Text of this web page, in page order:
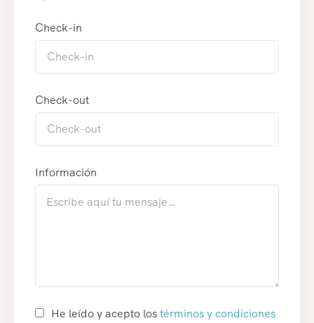
Check-in
Check-out
Información
He leído y acepto lostérminos y condiciones